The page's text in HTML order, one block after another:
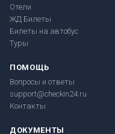
Отели
ЖД Билеты
Билеты на автобус
Туры
ПОМОЩЬ
Вопросы и ответы
support@checkin24.ru
Контакты
ДОКУМЕНТЫ